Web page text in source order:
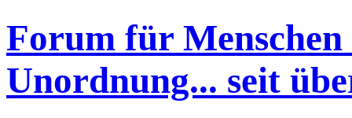
Forum für
Unordnung... seit